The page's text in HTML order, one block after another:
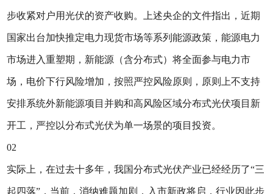
步收紧对户用光伏的资产收购。上述央企的文件指出，近期
国家出台加快推定电力现货市场等系列能源政策，能源电力
市场进入重塑期，新能源（含分布式）将全面参与电力市
场，电价下行风险增加，按照严控风险原则，原则上不支持
安排系统外新能源项目并购和高风险区域分布式光伏项目新
开工，严控以分布式光伏为单一场景的项目投资。
02
实际上，在过去十多年，我国分布式光伏产业已经经历了“三
起四落”，当前，消纳难题加剧，入市新政将启，行业因此步